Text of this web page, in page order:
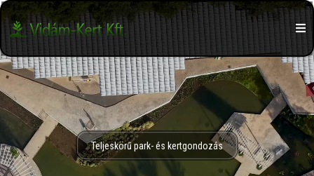
Teljeskörű park- és kertgondozás